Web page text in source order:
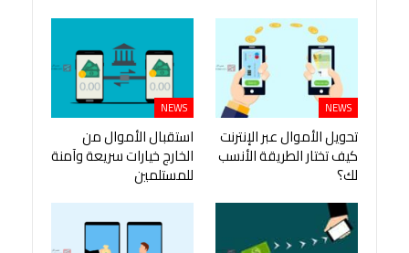
NEWS
تحويل الأموال عبر الإنترنت
كيف تختار الطريقة الأنسب
لك؟
NEWS
استقبال الأموال من
الخارج خيارات سريعة وآمنة
للمستلمين